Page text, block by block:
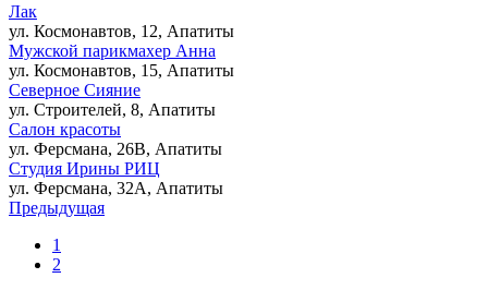
Лак
ул. Космонавтов, 12, Апатиты
Мужской парикмахер Анна
ул. Космонавтов, 15, Апатиты
Северное Сияние
ул. Строителей, 8, Апатиты
Салон красоты
ул. Ферсмана, 26В, Апатиты
Студия Ирины РИЦ
ул. Ферсмана, 32А, Апатиты
Предыдущая
1
2